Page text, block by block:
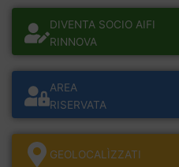
DIVENTA SOCIO AIFI
RINNOVA
AREA
RISERVATA
GEOLOCALÌZZATI